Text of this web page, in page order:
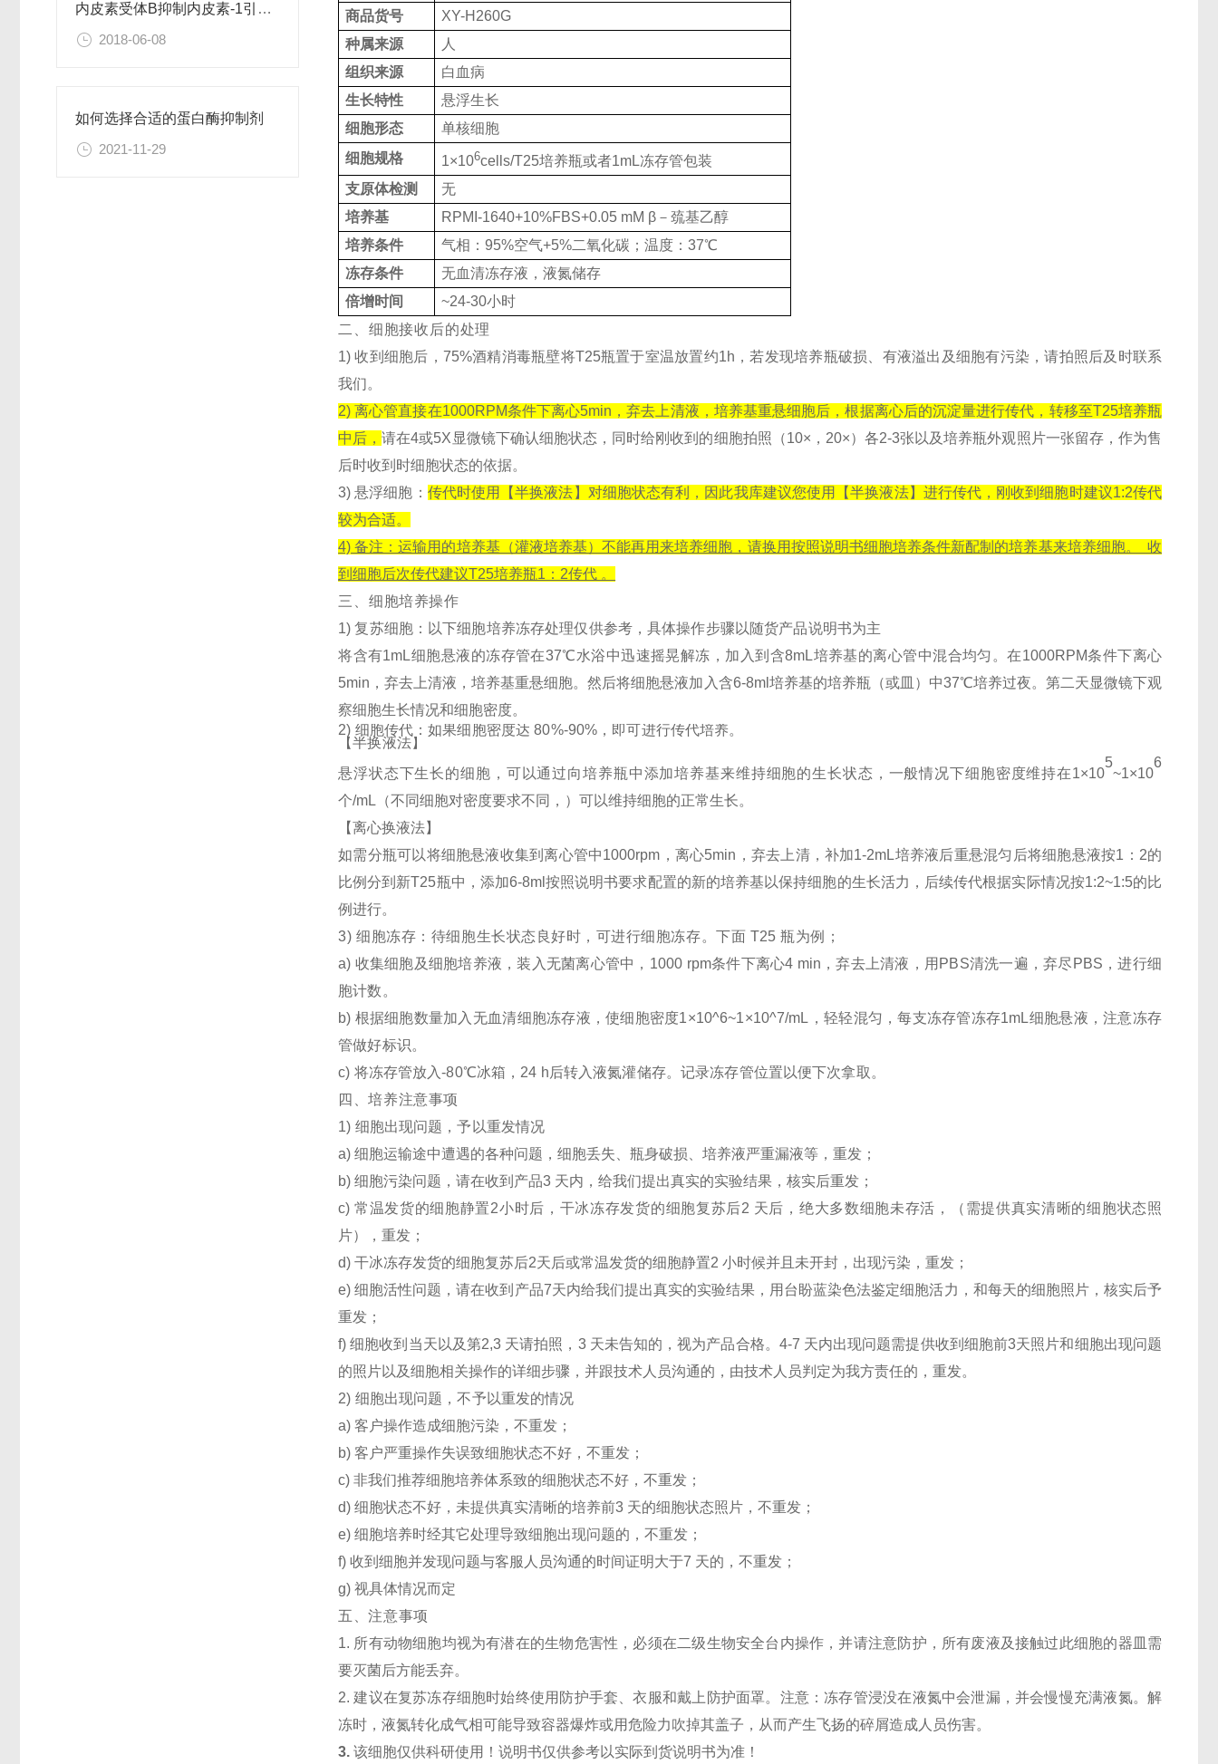
内皮素受体B抑制内皮素-1引起的肝星状细胞活化
2018-06-08
如何选择合适的蛋白酶抑制剂
2021-11-29
商品货号
XY-H260G
种属来源
人
组织来源
白血病
生长特性
悬浮生长
细胞形态
单核细胞
细胞规格
1×106cells/T25培养瓶或者1mL冻存管包装
支原体检测
无
培养基
RPMI-1640+10%FBS+0.05 mM β－巯基乙醇
培养条件
气相：95%空气+5%二氧化碳；温度：37℃
冻存条件
无血清冻存液，液氮储存
倍增时间
~24-30小时
二、细胞接收后的处理
1) 收到细胞后，75%酒精消毒瓶壁将T25瓶置于室温放置约1h，若发现培养瓶破损、有液溢出及细胞有污染，请拍照后及时联系
我们。
2) 离心管直接在1000RPM条件下离心5min，弃去上清液，培养基重悬细胞后，根据离心后的沉淀量进行传代，转移至T25培养瓶
中后，请在4或5X显微镜下确认细胞状态，同时给刚收到的细胞拍照（10×，20×）各2-3张以及培养瓶外观照片一张留存，作为售
后时收到时细胞状态的依据。
3) 悬浮细胞： 传代时使用【半换液法】对细胞状态有利，因此我库建议您使用【半换液法】进行传代，刚收到细胞时建议1:2传代
较为合适。
4) 备注：运输用的培养基（灌液培养基）不能再用来培养细胞，请换用按照说明书细胞培养条件新配制的培养基来培养细胞。 收
到细胞后次传代建议T25培养瓶1：2传代 。
三、细 胞培养操作
1) 复苏细胞：以下细胞培养冻存处理仅供参考，具体操作步骤以随货产品说明书为主
将含有1mL细胞悬液的冻存管在37℃水浴中迅速摇晃解冻，加入到含8mL培养基的离心管中混合均匀。在1000RPM条件下离心
5min，弃去上清液，培养基重悬细胞。然后将细胞悬液加入含6-8ml培养基的培养瓶（或皿）中37℃培养过夜。第二天显微镜下观
察细胞生长情况和细胞密度。
2) 细胞传代：如果细胞密度达 80%-90%，即可进行传代培养。
【半换液法】
悬浮状态下生长的细胞，可以通过向培养瓶中添加培养基来维持细胞的生长状态，一般情况下细胞密度维持在1×10
5
~1×10
6
个/mL（不同细胞对密度要求不同，）可以维持细胞的正常生长。
【离心换液法】
如需分瓶可以将细胞悬液收集到离心管中1000rpm，离心5min，弃去上清，补加1-2mL培养液后重悬混匀后将细胞悬液按1：2的
比例分到新T25瓶中，添加6-8ml按照说明书要求配置的新的培养基以保持细胞的生长活力，后续传代根据实际情况按1:2~1:5的比
例进行。
3) 细胞冻存：待细胞生长状态良好时，可进行细胞冻存。下面 T25 瓶为例；
a) 收集细胞及细胞培养液，装入无菌离心管中，1000 rpm条件下离心4 min，弃去上清液，用PBS清洗一遍，弃尽PBS，进行细
胞计数。
b) 根据细胞数量加入无血清细胞冻存液，使细胞密度1×10^6~1×10^7/mL，轻轻混匀，每支冻存管冻存1mL细胞悬液，注意冻存
管做好标识。
c) 将冻存管放入-80℃冰箱，24 h后转入液氮灌储存。记录冻存管位置以便下次拿取。
四、培养注意事项
1) 细胞出现问题，予以重发情况
a) 细胞运输途中遭遇的各种问题，细胞丢失、瓶身破损、培养液严重漏液等，重发；
b) 细胞污染问题，请在收到产品3 天内，给我们提出真实的实验结果，核实后重发；
c) 常温发货的细胞静置2小时后，干冰冻存发货的细胞复苏后2 天后，绝大多数细胞未存活，（需提供真实清晰的细胞状态照
片），重发；
d) 干冰冻存发货的细胞复苏后2天后或常温发货的细胞静置2 小时候并且未开封，出现污染，重发；
e) 细胞活性问题，请在收到产品7天内给我们提出真实的实验结果，用台盼蓝染色法鉴定细胞活力，和每天的细胞照片，核实后予
重发；
f) 细胞收到当天以及第2,3 天请拍照，3 天未告知的，视为产品合格。4-7 天内出现问题需提供收到细胞前3天照片和细胞出现问题
的照片以及细胞相关操作的详细步骤，并跟技术人员沟通的，由技术人员判定为我方责任的，重发。
2) 细胞出现问题，不予以重发的情况
a) 客户操作造成细胞污染，不重发；
b) 客户严重操作失误致细胞状态不好，不重发；
c) 非我们推荐细胞培养体系致的细胞状态不好，不重发；
d) 细胞状态不好，未提供真实清晰的培养前3 天的细胞状态照片，不重发；
e) 细胞培养时经其它处理导致细胞出现问题的，不重发；
f) 收到细胞并发现问题与客服人员沟通的时间证明大于7 天的，不重发；
g) 视具体情况而定
五、注意事项
1. 所有动物细胞均视为有潜在的生物危害性，必须在二级生物安全台内操作，并请注意防护，所有废液及接触过此细胞的器皿需
要灭菌后方能丢弃。
2. 建议在复苏冻存细胞时始终使用防护手套、衣服和戴上防护面罩。注意：冻存管浸没在液氮中会泄漏，并会慢慢充满液氮。解
冻时，液氮转化成气相可能导致容器爆炸或用危险力吹掉其盖子，从而产生飞扬的碎屑造成人员伤害。
3.该细胞仅供科研使用！说明书仅供参考以实际到货说明书为准！